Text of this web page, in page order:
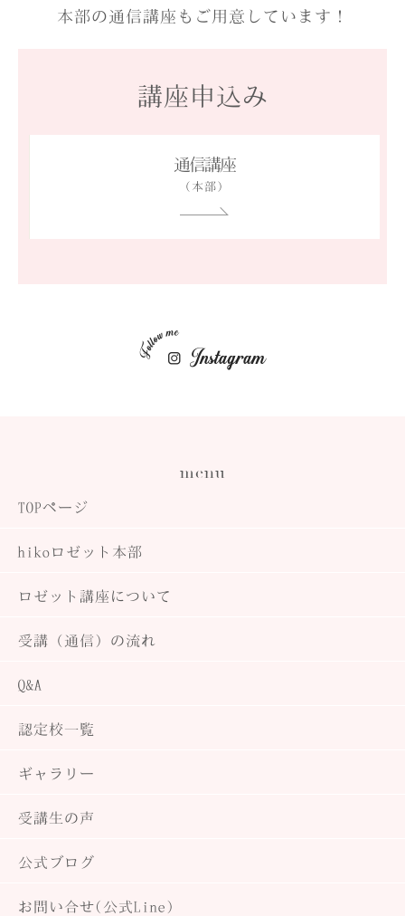
本部の通信講座もご用意しています！
講座申込み
通信講座
（本部）
menu
TOPページ
hikoロゼット本部
ロゼット講座について
受講（通信）の流れ
Q&A
認定校一覧
ギャラリー
受講生の声
公式ブログ
お問い合せ(公式Line)